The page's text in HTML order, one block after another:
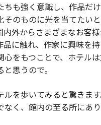
ちも強く意識し、作品だけ
そのものに光を当てたい
内外からさまざまなお客
品に触れ、作家に興味を
心をもつことで、ホテル
思うので。
ルを歩いてみると驚きま
なく、館内の至る所にあり